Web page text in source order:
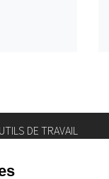
DE TRAVAIL